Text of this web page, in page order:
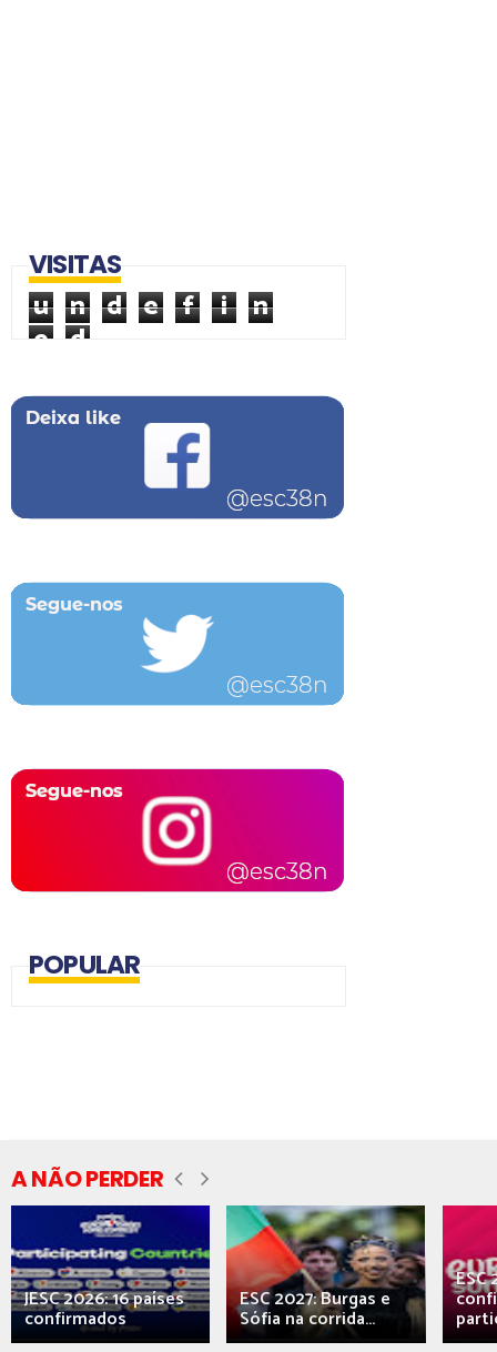
VISITAS
u n d e f i n
e d
POPULAR
A NÃO PERDER
JESC 2026: 16 países
confirmados
ESC 2027: Burgas e
Sófia na corrida...
ESC